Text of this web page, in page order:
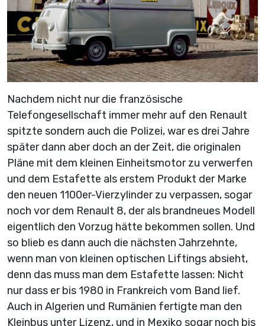
Nachdem nicht nur die französische
Telefongesellschaft immer mehr auf den Renault
spitzte sondern auch die Polizei, war es drei Jahre
später dann aber doch an der Zeit, die originalen
Pläne mit dem kleinen Einheitsmotor zu verwerfen
und dem Estafette als erstem Produkt der Marke
den neuen 1100er-Vierzylinder zu verpassen, sogar
noch vor dem Renault 8, der als brandneues Modell
eigentlich den Vorzug hätte bekommen sollen. Und
so blieb es dann auch die nächsten Jahrzehnte,
wenn man von kleinen optischen Liftings absieht,
denn das muss man dem Estafette lassen: Nicht
nur dass er bis 1980 in Frankreich vom Band lief.
Auch in Algerien und Rumänien fertigte man den
Kleinbus unter Lizenz, und in Mexiko sogar noch bis